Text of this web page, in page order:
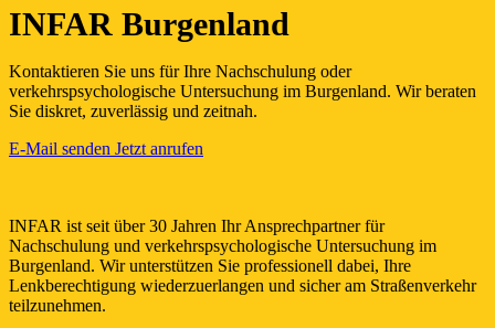
INFAR Burgenland
Kontaktieren Sie uns für Ihre Nachschulung oder
verkehrspsychologische Untersuchung im Burgenland. Wir beraten
Sie diskret, zuverlässig und zeitnah.
E-Mail senden Jetzt anrufen
INFAR ist seit über 30 Jahren Ihr Ansprechpartner für
Nachschulung und verkehrspsychologische Untersuchung im
Burgenland. Wir unterstützen Sie professionell dabei, Ihre
Lenkberechtigung wiederzuerlangen und sicher am Straßenverkehr
teilzunehmen.